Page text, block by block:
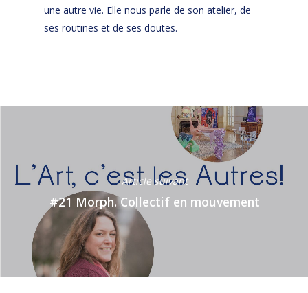
une autre vie. Elle nous parle de son atelier, de
ses routines et de ses doutes.
Article suivant
#21 Morph. Collectif en mouvement